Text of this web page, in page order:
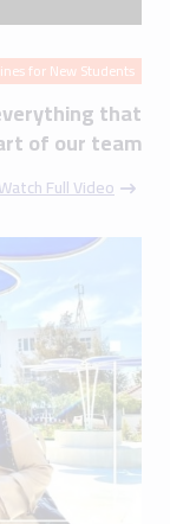
for New Students
that
of our team.
Full Video